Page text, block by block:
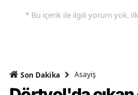
* Bu içerik ile ilgili yorum yok,
Son Dakika Asayiş